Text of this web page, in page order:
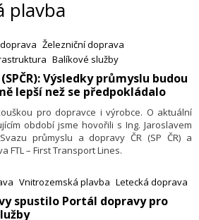
plavba
Železniční doprava
Balíkové služby
Výsledky průmyslu budou
lepší než se předpokládalo
pro dopravce i výrobce. O aktuální
období jsme hovořili s Ing. Jaroslavem
průmyslu a dopravy ČR (SP ČR) a
– First Transport Lines.
Vnitrozemská plavba Letecká doprava
spustilo Portál dopravy pro